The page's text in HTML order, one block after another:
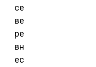
се
ве
ре
вн
ес